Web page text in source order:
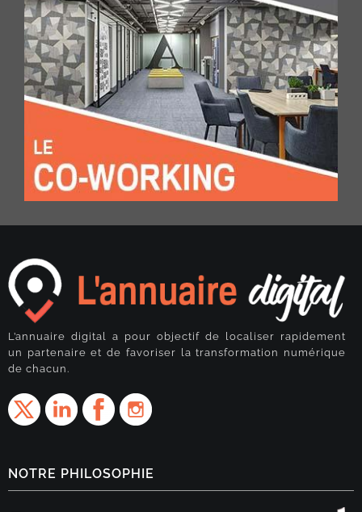
L’annuaire digital a pour objectif de localiser rapidement
un partenaire et de favoriser la transformation numérique
de chacun.
NOTRE PHILOSOPHIE